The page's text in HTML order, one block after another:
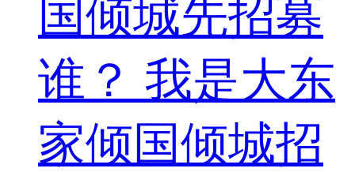
国倾城先招募
谁？ 我是大东
家倾国倾城招